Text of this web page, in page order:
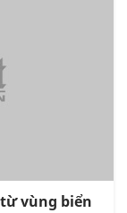
vùng biển